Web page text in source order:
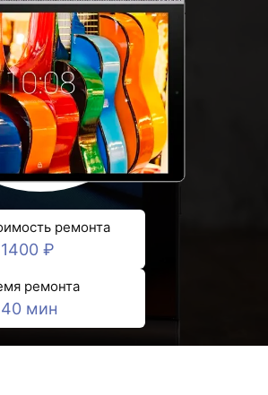
ремонта
₽
ремонта
мин